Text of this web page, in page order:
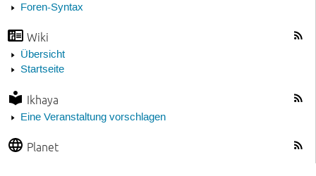
Foren-Syntax
Wiki
Übersicht
Startseite
Ikhaya
Eine Veranstaltung vorschlagen
Planet